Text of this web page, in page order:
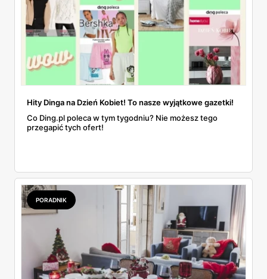
Hity Dinga na Dzień Kobiet! To nasze wyjątkowe gazetki!
Co Ding.pl poleca w tym tygodniu? Nie możesz tego
przegapić tych ofert!
PORADNIK